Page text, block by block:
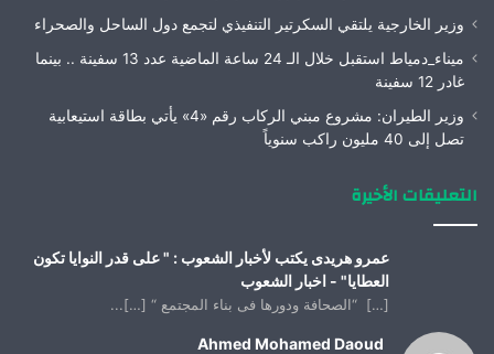
وزير الخارجية يلتقي السكرتير التنفيذي لتجمع دول الساحل والصحراء
ميناء_دمياط استقبل خلال الـ 24 ساعة الماضية عدد 13 سفينة .. بينما
غادر 12 سفينة
وزير الطيران: مشروع مبني الركاب رقم «4» يأتي بطاقة استيعابية
تصل إلى 40 مليون راكب سنوياً
التعليقات الأخيرة
عمرو هريدى يكتب لأخبار الشعوب : " على قدر النوايا تكون
العطايا" - اخبار الشعوب
[…] “الصحافة ودورها فى بناء المجتمع “ […]...
Ahmed Mohamed Daoud